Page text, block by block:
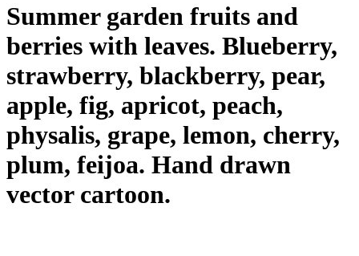
Summer garden fruits and
berries with leaves. Blueberry,
strawberry, blackberry, pear,
apple, fig, apricot, peach,
physalis, grape, lemon, cherry,
plum, feijoa. Hand drawn
vector cartoon.